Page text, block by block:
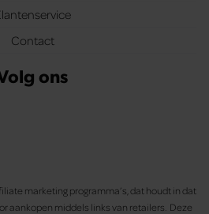
Contact
ons
marketing programma’s, dat houdt in dat
aankopen middels links van retailers. Deze